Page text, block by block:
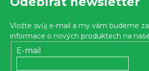
z 5
Vložte svůj e-mail a my vám budeme
informace o nových produktech na
E-mail